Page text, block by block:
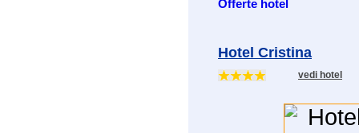
Offerte hotel
Hotel Cristina
vedi hotel